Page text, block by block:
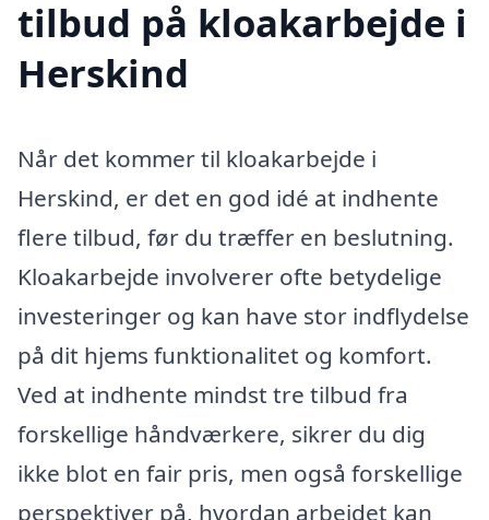
tilbud på kloakarbejde i
Herskind
Når det kommer til kloakarbejde i
Herskind, er det en god idé at indhente
flere tilbud, før du træffer en beslutning.
Kloakarbejde involverer ofte betydelige
investeringer og kan have stor indflydelse
på dit hjems funktionalitet og komfort.
Ved at indhente mindst tre tilbud fra
forskellige håndværkere, sikrer du dig
ikke blot en fair pris, men også forskellige
perspektiver på, hvordan arbejdet kan